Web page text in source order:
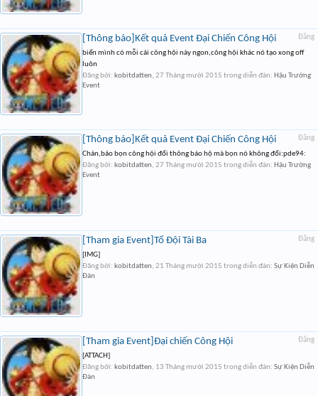
Đăng
[Thông báo]Kết quả Event Đại Chiến Công Hội
biển mình có mỗi cái công hội này ngon,công hội khác nó tạo xong off
luôn
Đăng bởi: kobitdatten, 27 Tháng mười 2015 trong diễn đàn: Hậu Trường
Event
Đăng
[Thông báo]Kết quả Event Đại Chiến Công Hội
Chán,bảo bọn công hội đổi thông báo hộ mà bọn nó không đổi:pde94:
Đăng bởi: kobitdatten, 27 Tháng mười 2015 trong diễn đàn: Hậu Trường
Event
Đăng
[Tham gia Event]Tổ Đội Tài Ba
[IMG]
Đăng bởi: kobitdatten, 21 Tháng mười 2015 trong diễn đàn: Sự Kiện Diễn
Đàn
Đăng
[Tham gia Event]Đại chiến Công Hội
[ATTACH]
Đăng bởi: kobitdatten, 13 Tháng mười 2015 trong diễn đàn: Sự Kiện Diễn
Đàn